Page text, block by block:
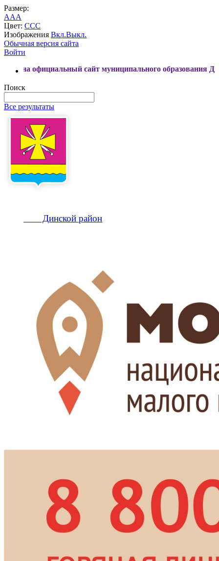
Размер:
AAA
Цвет: CCC
Изображения Вкл.Выкл.
Обычная версия сайта
Войти
сайт муниципального образования Динской район
Поиск
Все результаты
Динской район